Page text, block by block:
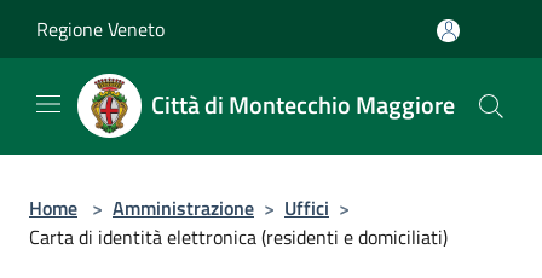
Regione Veneto
Città di Montecchio Maggiore
Home > Amministrazione > Uffici >
Carta di identità elettronica (residenti e domiciliati)